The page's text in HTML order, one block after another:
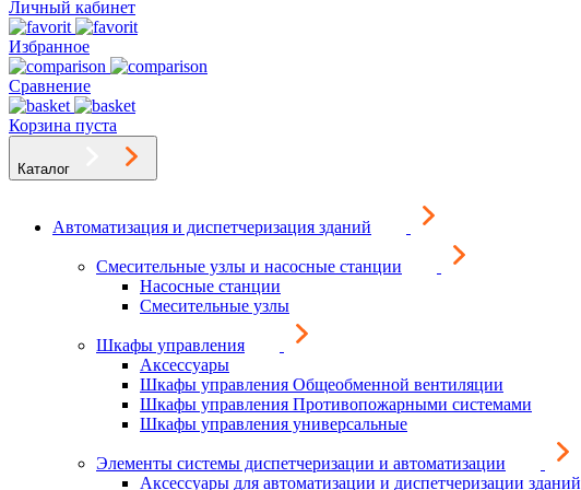
Личный кабинет
Избранное
Сравнение
Корзина пуста
Каталог
Автоматизация и диспетчеризация зданий
Смесительные узлы и насосные станции
Насосные станции
Смесительные узлы
Шкафы управления
Аксессуары
Шкафы управления Общеобменной вентиляции
Шкафы управления Противопожарными системами
Шкафы управления универсальные
Элементы системы диспетчеризации и автоматизации
Аксессуары для автоматизации и диспетчеризации зданий